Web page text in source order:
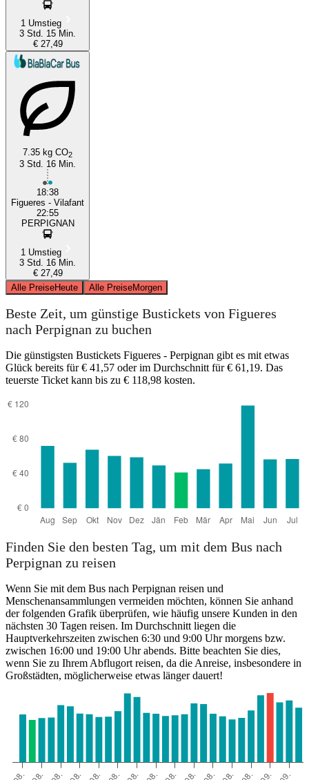
1 Umstieg
3 Std. 15 Min.
€ 27,49
7.35 kg CO2
3 Std. 16 Min.
18:38
Figueres - Vilafant
22:55
PERPIGNAN
1 Umstieg
3 Std. 16 Min.
€ 27,49
Alle PreiseHeute Alle PreiseMorgen
Beste Zeit, um günstige Bustickets von Figueres
nach Perpignan zu buchen
Die günstigsten Bustickets Figueres - Perpignan gibt es mit etwas
Glück bereits für € 41,57 oder im Durchschnitt für € 61,19. Das
teuerste Ticket kann bis zu € 118,98 kosten.
Finden Sie den besten Tag, um mit dem Bus nach
Perpignan zu reisen
Wenn Sie mit dem Bus nach Perpignan reisen und
Menschenansammlungen vermeiden möchten, können Sie anhand
der folgenden Grafik überprüfen, wie häufig unsere Kunden in den
nächsten 30 Tagen reisen. Im Durchschnitt liegen die
Hauptverkehrszeiten zwischen 6:30 und 9:00 Uhr morgens bzw.
zwischen 16:00 und 19:00 Uhr abends. Bitte beachten Sie dies,
wenn Sie zu Ihrem Abflugort reisen, da die Anreise, insbesondere in
Großstädten, möglicherweise etwas länger dauert!